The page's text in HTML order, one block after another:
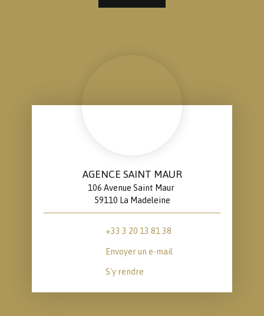
AGENCE SAINT MAUR
106 Avenue Saint Maur
59110 La Madeleine
+33 3 20 13 81 38
Envoyer un e-mail
S'y rendre